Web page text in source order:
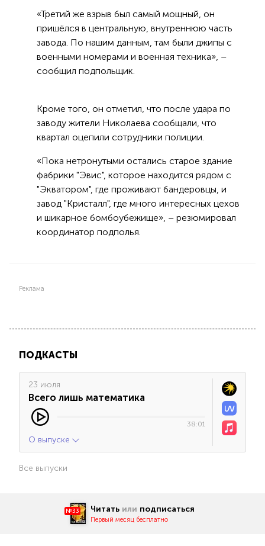
«Третий же взрыв был самый мощный, он
пришёлся в центральную, внутреннюю часть
завода. По нашим данным, там были джипы с
военными номерами и военная техника», –
сообщил подпольщик.
Кроме того, он отметил, что после удара по
заводу жители Николаева сообщали, что
квартал оцепили сотрудники полиции.
«Пока нетронутыми остались старое здание
фабрики "Эвис", которое находится рядом с
"Экватором", где проживают бандеровцы, и
завод "Кристалл", где много интересных цехов
и шикарное бомбоубежище», – резюмировал
координатор подполья.
Реклама
ПОДКАСТЫ
23 июля
Всего лишь математика
38:01
О выпуске
Все выпуски
№33 Читать или подписаться
Первый месяц бесплатно